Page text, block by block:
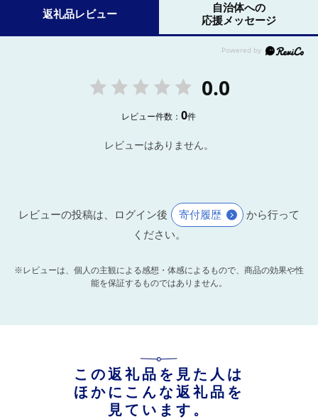
返礼品レビュー
自治体への
応援メッセージ
0.0
レビュー件数：0件
レビューはありません。
レビューの投稿は、ログイン後 寄付履歴
から行って
ください。
※レビューは、個人の主観による感想・体感によるもので、商品の効果や性
能を保証するものではありません。
この返礼品を見た人は
ほかにこんな返礼品を
見ています。